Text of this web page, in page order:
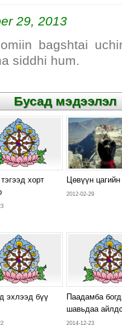
29, 2013
bagshtai
siddhi hum.
Бусад мэдээлэл
хорт
Цөвүүн
2012-02-29
эхлээд бүү
Паадамба
шавьдаа
2014-12-23